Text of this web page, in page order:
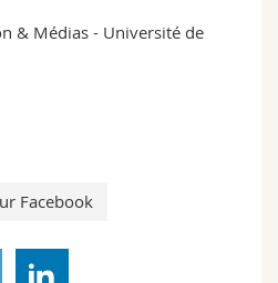
& Médias - Université de
Facebook